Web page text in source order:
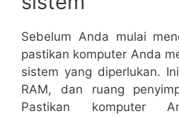
Sebelum Anda mulai
pastikan komputer Anda
sistem yang diperlukan.
RAM, dan ruang
Pastikan komputer